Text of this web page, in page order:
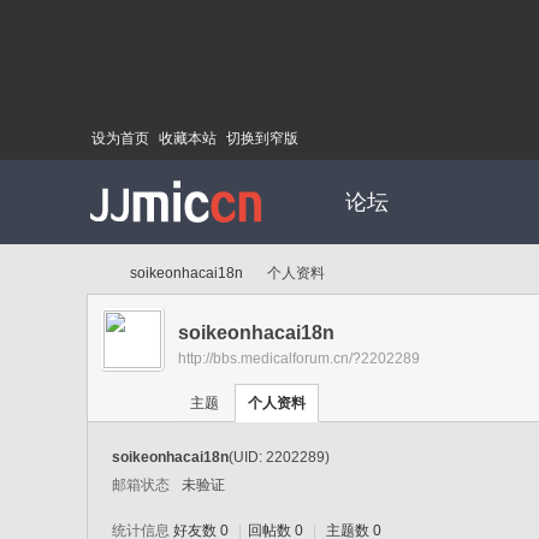
设为首页 收藏本站 切换到窄版
论坛
›
soikeonhacai18n 个人资料
soikeonhacai18n
http://bbs.medicalforum.cn/?2202289
主题 个人资料
soikeonhacai18n(UID: 2202289)
邮箱状态
未验证
统计信息 好友数 0 回帖数 0 主题数 0